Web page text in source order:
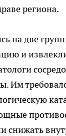
региона.
на две
и
Им
снижать